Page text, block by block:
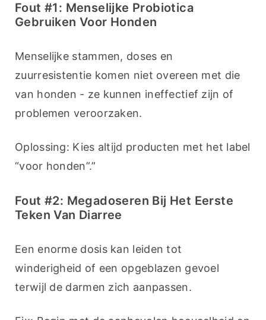
Fout #1: Menselijke Probiotica
Gebruiken Voor Honden
Menselijke stammen, doses en
zuurresistentie komen niet overeen met die
van honden - ze kunnen ineffectief zijn of
problemen veroorzaken.
Oplossing: Kies altijd producten met het label
“voor honden”.”
Fout #2: Megadoseren Bij Het Eerste
Teken Van Diarree
Een enorme dosis kan leiden tot
winderigheid of een opgeblazen gevoel
terwijl de darmen zich aanpassen.